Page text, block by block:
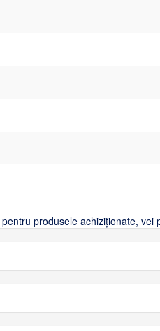
produsele achiziționate,